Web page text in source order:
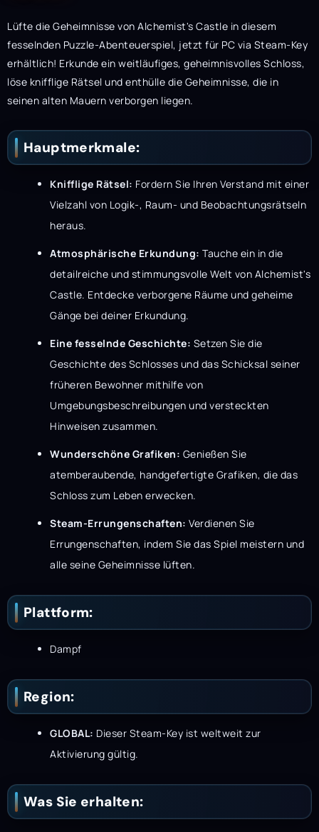
Lüfte die Geheimnisse von Alchemist's Castle in diesem
fesselnden Puzzle-Abenteuerspiel, jetzt für PC via Steam-Key
erhältlich! Erkunde ein weitläufiges, geheimnisvolles Schloss,
löse knifflige Rätsel und enthülle die Geheimnisse, die in
seinen alten Mauern verborgen liegen.
Hauptmerkmale:
Knifflige Rätsel: Fordern Sie Ihren Verstand mit einer
Vielzahl von Logik-, Raum- und Beobachtungsrätseln
heraus.
Atmosphärische Erkundung: Tauche ein in die
detailreiche und stimmungsvolle Welt von Alchemist's
Castle. Entdecke verborgene Räume und geheime
Gänge bei deiner Erkundung.
Eine fesselnde Geschichte: Setzen Sie die
Geschichte des Schlosses und das Schicksal seiner
früheren Bewohner mithilfe von
Umgebungsbeschreibungen und versteckten
Hinweisen zusammen.
Wunderschöne Grafiken: Genießen Sie
atemberaubende, handgefertigte Grafiken, die das
Schloss zum Leben erwecken.
Steam-Errungenschaften: Verdienen Sie
Errungenschaften, indem Sie das Spiel meistern und
alle seine Geheimnisse lüften.
Plattform:
Dampf
Region:
GLOBAL: Dieser Steam-Key ist weltweit zur
Aktivierung gültig.
Was Sie erhalten: